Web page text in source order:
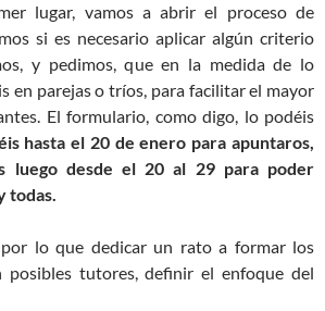
lugar, vamos a abrir el proceso de
si es necesario aplicar algún criterio
y pedimos, que en la medida de lo
en parejas o tríos, para facilitar el mayor
El formulario, como digo, lo podéis
hasta el 20 de enero para apuntaros,
luego desde el 20 al 29 para poder
todas.
por lo que dedicar un rato a formar los
posibles tutores, definir el enfoque del